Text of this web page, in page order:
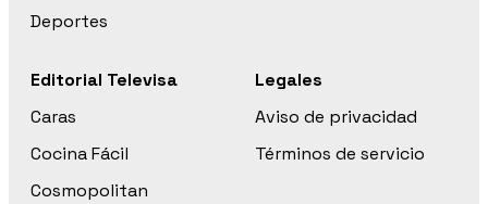
Deportes
Editorial Televisa
Caras
Cocina Fácil
Cosmopolitan
Legales
Aviso de privacidad
Términos de servicio